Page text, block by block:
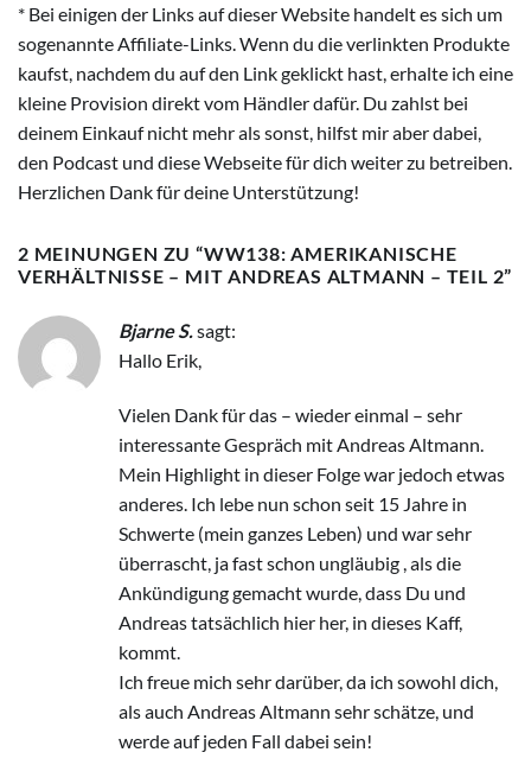
* Bei einigen der Links auf dieser Website handelt es sich um
sogenannte Affiliate-Links. Wenn du die verlinkten Produkte
kaufst, nachdem du auf den Link geklickt hast, erhalte ich eine
kleine Provision direkt vom Händler dafür. Du zahlst bei
deinem Einkauf nicht mehr als sonst, hilfst mir aber dabei,
den Podcast und diese Webseite für dich weiter zu betreiben.
Herzlichen Dank für deine Unterstützung!
2 MEINUNGEN ZU “WW138: AMERIKANISCHE
VERHÄLTNISSE – MIT ANDREAS ALTMANN – TEIL 2”
Bjarne S.sagt:
Hallo Erik,
Vielen Dank für das – wieder einmal – sehr
interessante Gespräch mit Andreas Altmann.
Mein Highlight in dieser Folge war jedoch etwas
anderes. Ich lebe nun schon seit 15 Jahre in
Schwerte (mein ganzes Leben) und war sehr
überrascht, ja fast schon ungläubig , als die
Ankündigung gemacht wurde, dass Du und
Andreas tatsächlich hier her, in dieses Kaff,
kommt.
Ich freue mich sehr darüber, da ich sowohl dich,
als auch Andreas Altmann sehr schätze, und
werde auf jeden Fall dabei sein!